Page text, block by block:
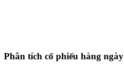
Phân tích cổ phiếu hàng ngày